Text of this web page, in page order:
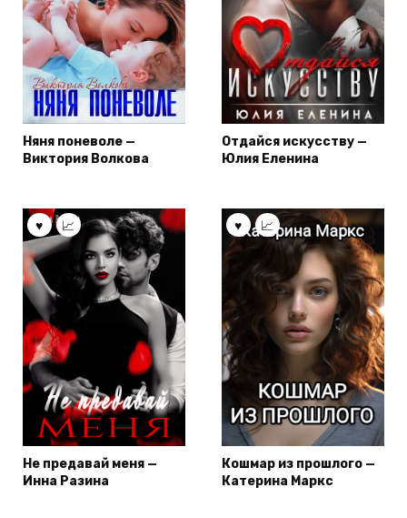
Няня поневоле —
Виктория Волкова
Отдайся искусству —
Юлия Еленина
Не предавай меня —
Инна Разина
Кошмар из прошлого —
Катерина Маркс